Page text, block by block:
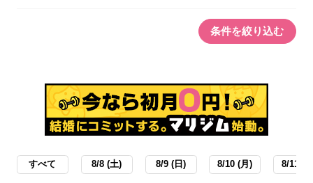
条件を絞り込む
すべて 8/8 (土) 8/9 (日) 8/10 (月) 8/11 (